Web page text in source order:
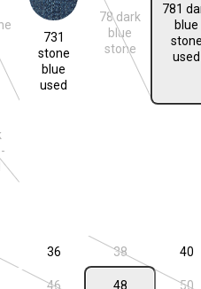
Option ist zurzeit nicht verfügbar.)
731
stone
blue
used
stone blue used
78 dark
blue
stone
(Diese Option
781
blue
stone
used
Option ist zurzeit nicht verfügbar.)
Option ist zurzeit nicht verfügbar.)
36 38(Diese Option40
46 48 50